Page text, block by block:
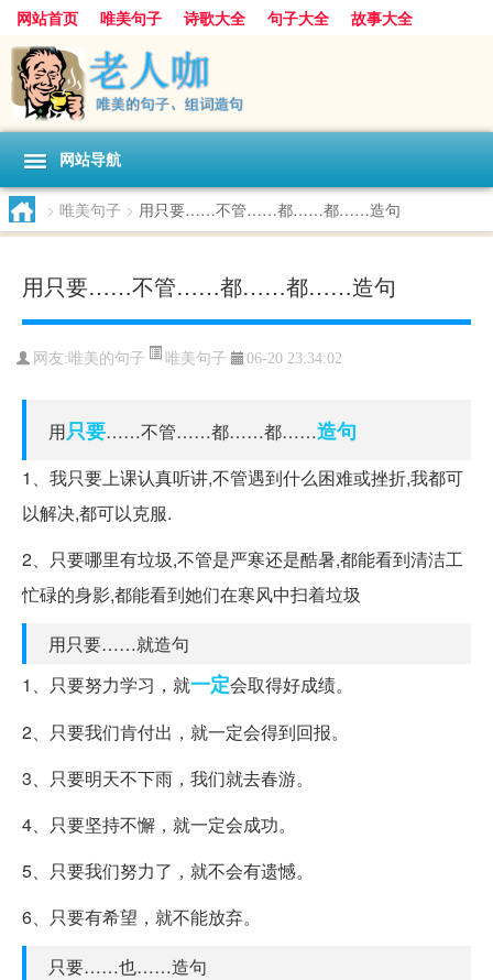
网站首页 唯美句子 诗歌大全 句子大全
故事大全
人生感悟
其他美文 美文欣赏
感人故事
句子分类
网站导航
> 唯美句子 > 用只要……不管……都……都……造句
用只要……不管……都……都……造句
网友: 唯美的句子 唯美句子 06-20 23:34:02
用只要……不管……都……都……造句
1、我只要上课认真听讲,不管遇到什么困难或挫折,我都可
以解决,都可以克服.
2、只要哪里有垃圾,不管是严寒还是酷暑,都能看到清洁工
忙碌的身影,都能看到她们在寒风中扫着垃圾
用只要……就造句
1、只要努力学习，就一定会取得好成绩。
2、只要我们肯付出，就一定会得到回报。
3、只要明天不下雨，我们就去春游。
4、只要坚持不懈，就一定会成功。
5、只要我们努力了，就不会有遗憾。
6、只要有希望，就不能放弃。
只要……也……造句